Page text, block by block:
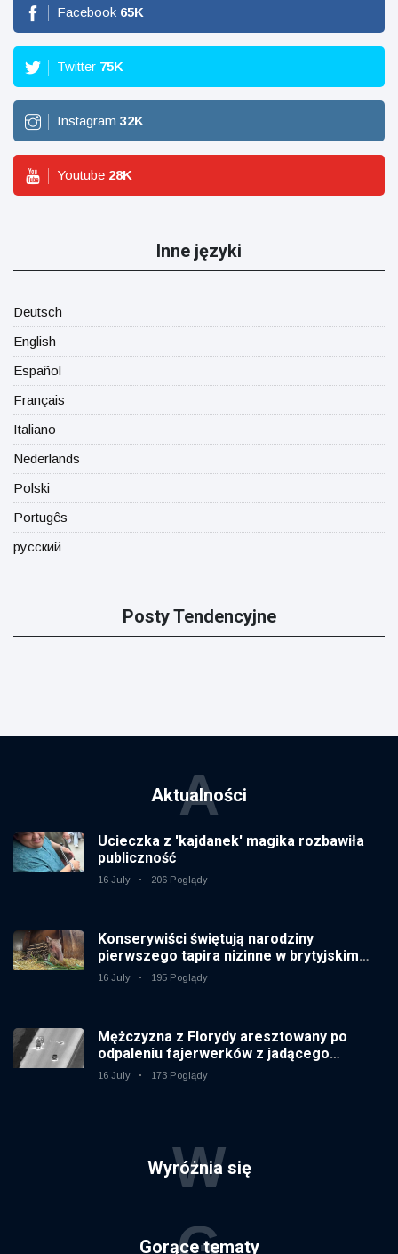
Facebook 65K
Twitter 75K
Instagram 32K
Youtube 28K
Inne języki
Deutsch
English
Español
Français
Italiano
Nederlands
Polski
Portugês
русский
Posty Tendencyjne
Aktualności
A
Ucieczka z 'kajdanek' magika rozbawiła
publiczność
16 July 206 Poglądy
Konserywiści świętują narodziny
pierwszego tapira nizinne w brytyjskim
zoo od 14 lat
16 July 195 Poglądy
Mężczyzna z Florydy aresztowany po
odpaleniu fajerwerków z jadącego
samochodu
16 July 173 Poglądy
Wyróżnia się
W
Gorące tematy